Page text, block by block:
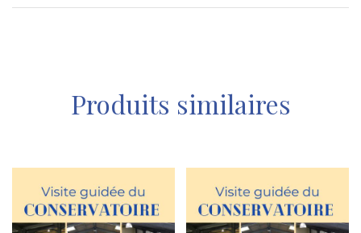
Produits similaires